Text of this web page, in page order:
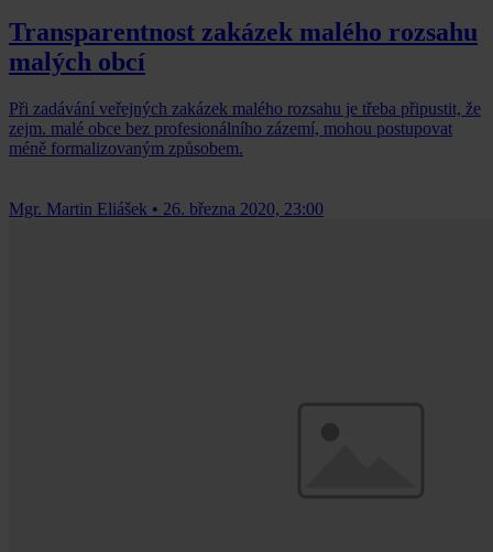
Transparentnost zakázek malého rozsahu
malých obcí
Při zadávání veřejných zakázek malého rozsahu je třeba připustit, že
zejm. malé obce bez profesionálního zázemí, mohou postupovat
méně formalizovaným způsobem.
Mgr. Martin Eliášek • 26. března 2020, 23:00